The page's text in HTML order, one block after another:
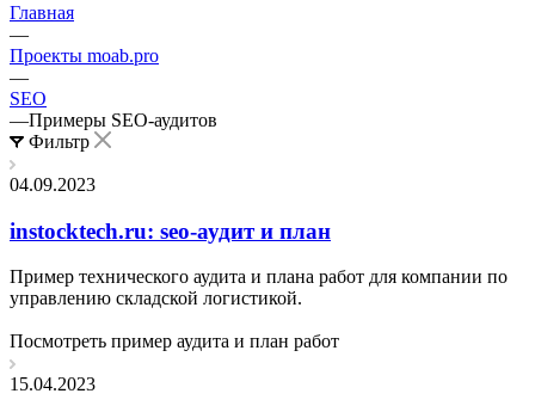
Главная
—
Проекты moab.pro
—
SEO
—Примеры SEO-аудитов
Фильтр
04.09.2023
instocktech.ru: seo-аудит и план
Пример технического аудита и плана работ для компании по
управлению складской логистикой.
Посмотреть пример аудита и план работ
15.04.2023